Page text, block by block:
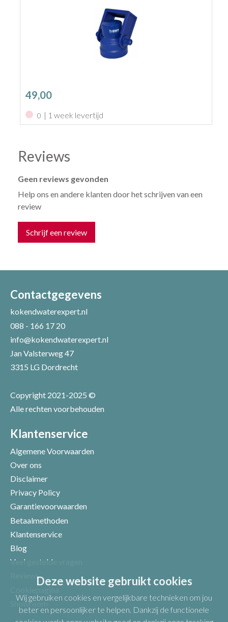
49,00
0 | 1 week levertijd
Reviews
Geen reviews gevonden
Help ons en andere klanten door het schrijven van een
review
Schrijf een review
Uw naam *
Uw recensie *
Uw beoordeling
Contactgegevens
kokendwaterexpert.nl
088 - 166 17 20
info@kokendwaterexpert.nl
Jan Valsterweg 47
3315 LG Dordrecht
Copyright 2021-2025 ©
Alle rechten voorbehouden
Klantenservice
Algemene Voorwaarden
Over ons
Disclaimer
Privacy Policy
Garantievoorwaarden
Betaalmethoden
Klantenservice
Blog
Veel gestelde vragen
Reviews
Showroom
Deze website gebruikt cookies
Wij gebruiken cookies en vergelijkbare technieken om jou
beter en persoonlijker te helpen. Dankzij de functionele